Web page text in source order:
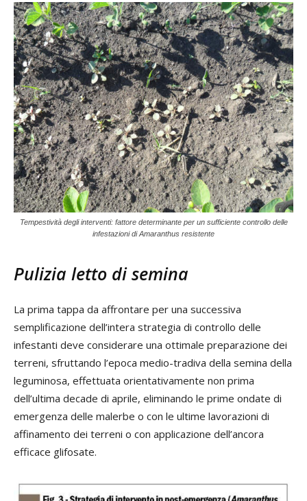
Tempestività degli interventi: fattore determinante per un sufficiente controllo delle
infestazioni di Amaranthus resistente
Pulizia letto di semina
La prima tappa da affrontare per una successiva
semplificazione dell’intera strategia di controllo delle
infestanti deve considerare una ottimale preparazione dei
terreni, sfruttando l’epoca medio-tradiva della semina della
leguminosa, effettuata orientativamente non prima
dell’ultima decade di aprile, eliminando le prime ondate di
emergenza delle malerbe o con le ultime lavorazioni di
affinamento dei terreni o con applicazione dell’ancora
efficace glifosate.